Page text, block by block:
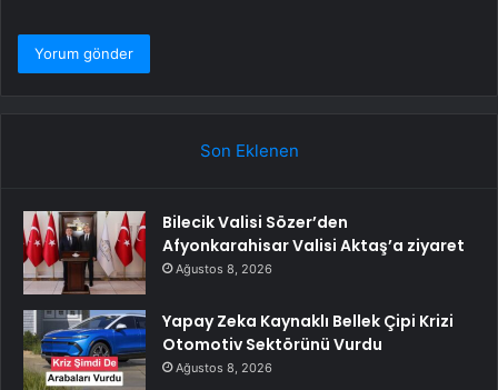
Son Eklenen
Bilecik Valisi Sözer’den
Afyonkarahisar Valisi Aktaş’a ziyaret
Ağustos 8, 2026
Yapay Zeka Kaynaklı Bellek Çipi Krizi
Otomotiv Sektörünü Vurdu
Ağustos 8, 2026